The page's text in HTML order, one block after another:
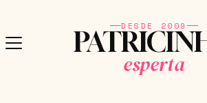
DESDE 2009
esperta